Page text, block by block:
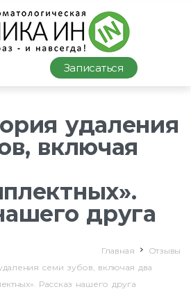
Записаться
удаления
включая
друга
Главная
Отзывы
семи зубов, включая два
Рассказ нашего друга